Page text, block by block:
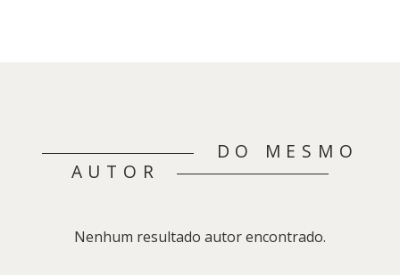
DO MESMO
AUTOR
Nenhum resultado autor encontrado.